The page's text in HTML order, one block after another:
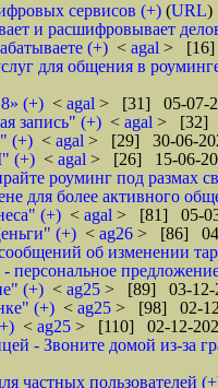
сервисов (+) (URL)
и расшифровывает
(+) < agal > [16]
для общения в
(+) < agal > [31] 05-07-
запись" (+) < agal > [32]
(+) < agal > [29] 30-06-
(+) < agal > [26] 15-06-
роуминг под размах
для более активного
(+) < agal > [81] 05-
(+) < ag26 > [86] 04-
об изменении
(+) < ag25 > [89] 03-12-
(+) < ag25 > [98] 02-
< ag25 > [110] 02-12-
- Звоните домой из-за
частных пользователей